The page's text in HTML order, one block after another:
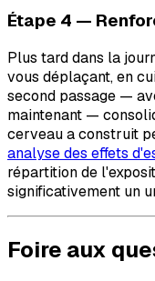
Étape 4 —
Plus tard dans la
vous déplaçant, en
second passage —
maintenant —
cerveau a construit
analyse des effets
répartition de
significativement un
Foire aux